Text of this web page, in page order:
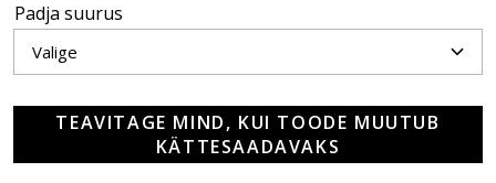
Padja suurus
TEAVITAGE MIND, KUI TOODE MUUTUB
KÄTTESAADAVAKS